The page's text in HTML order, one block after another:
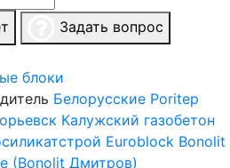
Задать вопрос
блоки
Белорусские Poritep
Калужский газобетон
Euroblock Bonolit
(Bonolit Дмитров)